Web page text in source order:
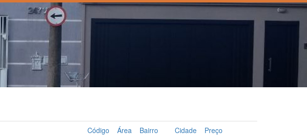
Código Área Bairro Cidade
Preço